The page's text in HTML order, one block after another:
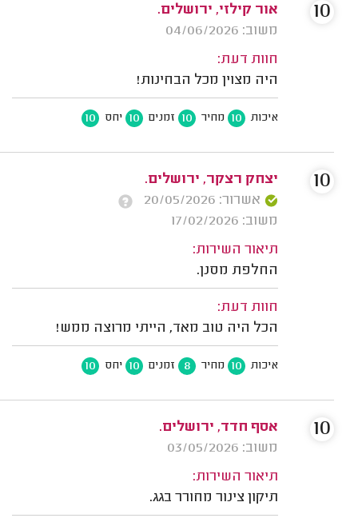
אור קילזי, ירושלים.
משוב: 04/06/2026
חוות דעת:
היה מצוין מכל הבחינות!
איכות 10 מחיר 10 זמנים 10 יחס 10
10
יצחק רצקר, ירושלים.
אשרור: 20/05/2026
משוב: 17/02/2026
תיאור השירות:
החלפת מסנן.
חוות דעת:
הכל היה טוב מאד, הייתי מרוצה ממש!
איכות 10 מחיר 8 זמנים 10 יחס 10
10
אסף חדד, ירושלים.
משוב: 03/05/2026
תיאור השירות:
תיקון צינור מחורר בגג.
10